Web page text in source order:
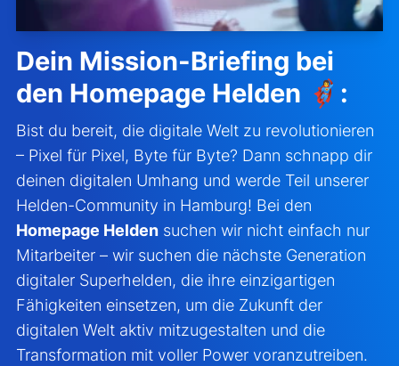
Dein Mission-Briefing bei
den Homepage Helden 🦸‍♀️:
Bist du bereit, die digitale Welt zu revolutionieren
– Pixel für Pixel, Byte für Byte? Dann schnapp dir
deinen digitalen Umhang und werde Teil unserer
Helden-Community in Hamburg! Bei den
Homepage Heldensuchen wir nicht einfach nur
Mitarbeiter – wir suchen die nächste Generation
digitaler Superhelden, die ihre einzigartigen
Fähigkeiten einsetzen, um die Zukunft der
digitalen Welt aktiv mitzugestalten und die
Transformation mit voller Power voranzutreiben.